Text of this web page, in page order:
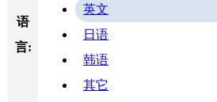
语
言:
英文
日语
韩语
其它